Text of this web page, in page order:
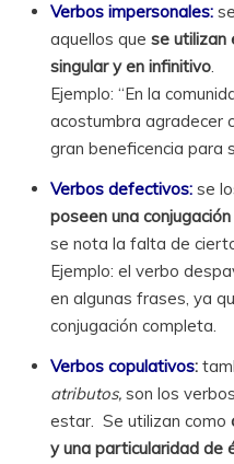
Verbos impersonales:
aquellos quese utilizan
singular y en infinitivo.
Ejemplo: “En la
acostumbra agradecer
gran beneficencia para
Verbos defectivos: se
poseen una
se nota la falta de
Ejemplo: el verbo
en algunas frases, ya
conjugación completa.
Verbos copulativos:
atributos, son los
estar. Se utilizan como
y una particularidad de